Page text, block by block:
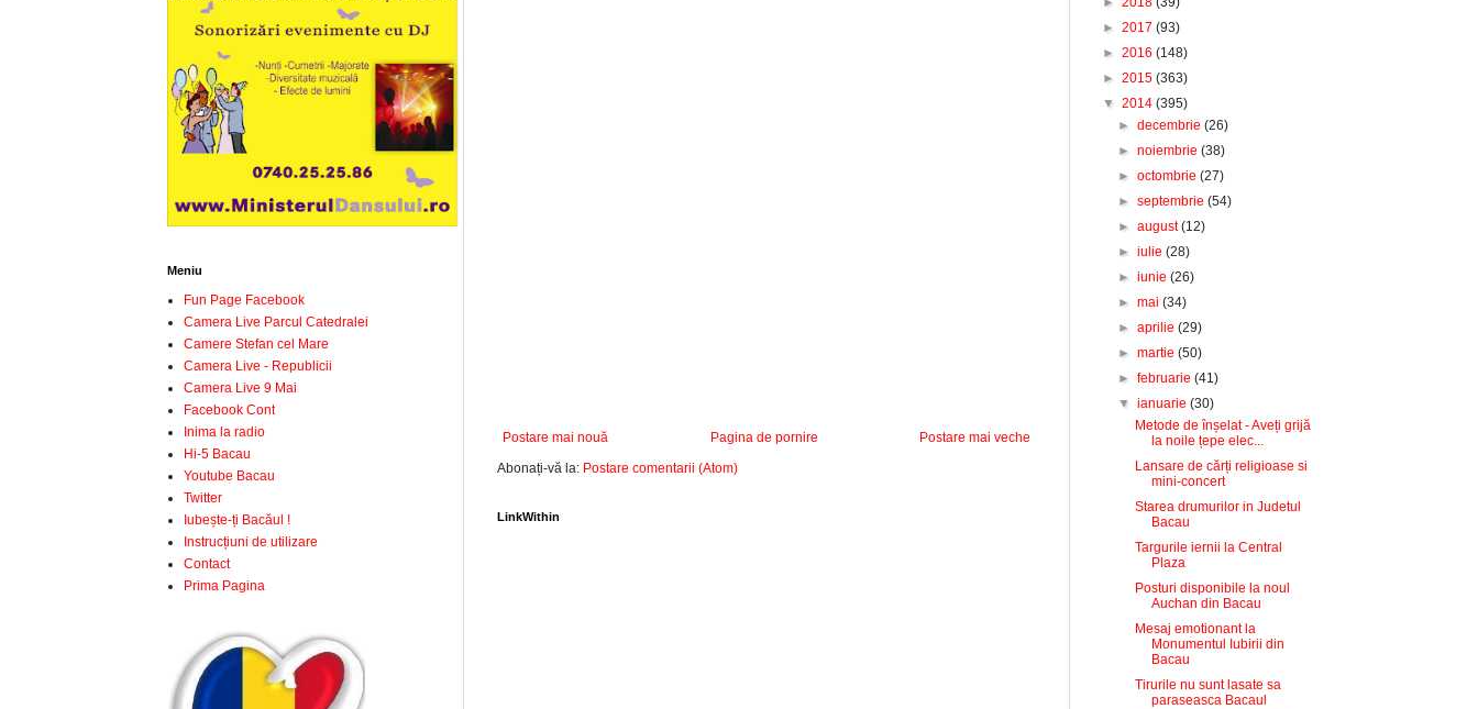
Postare mai nouă Postare mai veche
Pagina de pornire
Abonați-vă la: Postare comentarii (Atom)
LinkWithin
Meniu
Fun Page Facebook
Camera Live Parcul Catedralei
Camere Stefan cel Mare
Camera Live - Republicii
Camera Live 9 Mai
Facebook Cont
Inima la radio
Hi-5 Bacau
Youtube Bacau
Twitter
Iubește-ți Bacăul !
Instrucțiuni de utilizare
Contact
Prima Pagina
► 2017 (93)
► 2016 (148)
► 2015 (363)
▼ 2014 (395)
►decembrie(26)
►noiembrie(38)
►octombrie(27)
►septembrie(54)
►august(12)
►iulie(28)
►iunie(26)
►mai(34)
►aprilie(29)
►martie(50)
►februarie(41)
▼ianuarie(30)
Metode de înșelat - Aveți grijă
la noile țepe elec...
Lansare de cărți religioase si
mini-concert
Starea drumurilor in Judetul
Bacau
Targurile iernii la Central
Plaza
Posturi disponibile la noul
Auchan din Bacau
Mesaj emotionant la
Monumentul Iubirii din
Bacau
Tirurile nu sunt lasate sa
paraseasca Bacaul